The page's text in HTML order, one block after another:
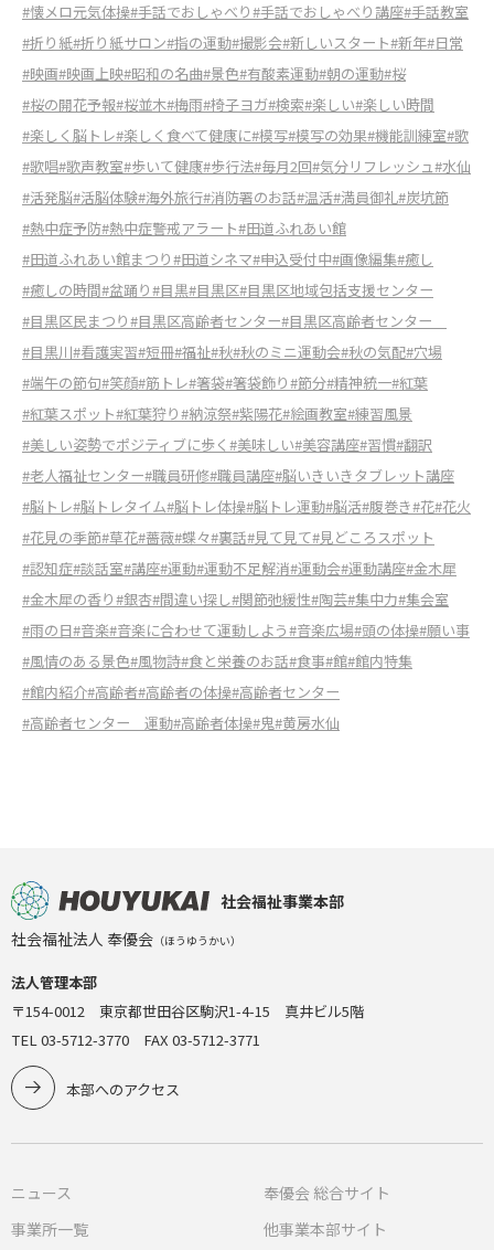
#懐メロ元気体操#手話でおしゃべり#手話でおしゃべり講座#手話教室
#折り紙#折り紙サロン#指の運動#撮影会#新しいスタート#新年#日常
#映画#映画上映#昭和の名曲#景色#有酸素運動#朝の運動#桜
#桜の開花予報#桜並木#梅雨#椅子ヨガ#検索#楽しい#楽しい時間
#楽しく脳トレ#楽しく食べて健康に#模写#模写の効果#機能訓練室#歌
#歌唱#歌声教室#歩いて健康#歩行法#毎月2回#気分リフレッシュ#水仙
#活発脳#活脳体験#海外旅行#消防署のお話#温活#満員御礼#炭坑節
#熱中症予防#熱中症警戒アラート#田道ふれあい館
#田道ふれあい館まつり#田道シネマ#申込受付中#画像編集#癒し
#癒しの時間#盆踊り#目黒#目黒区#目黒区地域包括支援センター
#目黒区民まつり#目黒区高齢者センター#目黒区高齢者センター
#目黒川#看護実習#短冊#福祉#秋#秋のミニ運動会#秋の気配#穴場
#端午の節句#笑顔#筋トレ#箸袋#箸袋飾り#節分#精神統一#紅葉
#紅葉スポット#紅葉狩り#納涼祭#紫陽花#絵画教室#練習風景
#美しい姿勢でポジティブに歩く #美味しい#美容講座#習慣#翻訳
#老人福祉センター#職員研修#職員講座#脳いきいきタブレット講座
#脳トレ#脳トレタイム#脳トレ体操#脳トレ運動#脳活#腹巻き#花#花火
#花見の季節#草花#薔薇#蝶々#裏話#見て見て#見どころスポット
#認知症#談話室#講座#運動#運動不足解消#運動会#運動講座#金木犀
#金木犀の香り#銀杏#間違い探し#関節弛緩性#陶芸#集中力#集会室
#雨の日#音楽#音楽に合わせて運動しよう#音楽広場#頭の体操#願い事
#風情のある景色#風物詩#食と栄養のお話#食事#館#館内特集
#館内紹介#高齢者#高齢者の体操#高齢者センター
#高齢者センター 運動#高齢者体操#鬼#黄房水仙
社会福祉事業本部
社会福祉法人 奉優会 （ほうゆうかい）
法人管理本部
〒154-0012 東京都世田谷区駒沢1-4-15 真井ビル5階
TEL 03-5712-3770 FAX 03-5712-3771
本部へのアクセス
ニュース
事業所一覧
奉優会 総合サイト
他事業本部サイト